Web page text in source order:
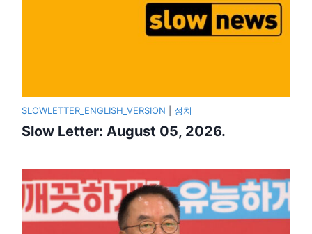
SLOWLETTER_ENGLISH_VERSION 정치
Slow Letter: August 05, 2026.